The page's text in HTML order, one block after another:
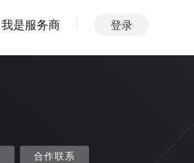
我是服务商 登录
合作联系